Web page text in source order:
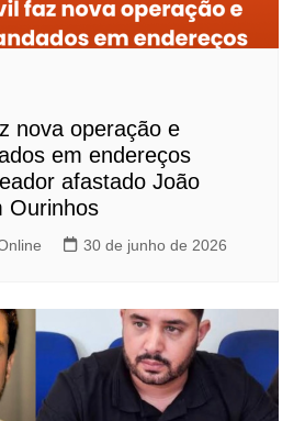
nova operação e
em endereços
afastado João
Ourinhos
30 de junho de 2026